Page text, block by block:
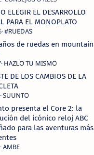
ELEGIR EL DESARROLLO
PARA EL MONOPLATO
de ruedas en mountain
DE LOS CAMBIOS DE LA
presenta el Core 2: la
del icónico reloj ABC
para las aventuras más